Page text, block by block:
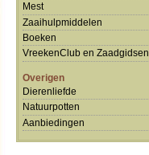
Mest
Zaaihulpmiddelen
Boeken
VreekenClub en Zaadgidsen
Overigen
Dierenliefde
Natuurpotten
Aanbiedingen